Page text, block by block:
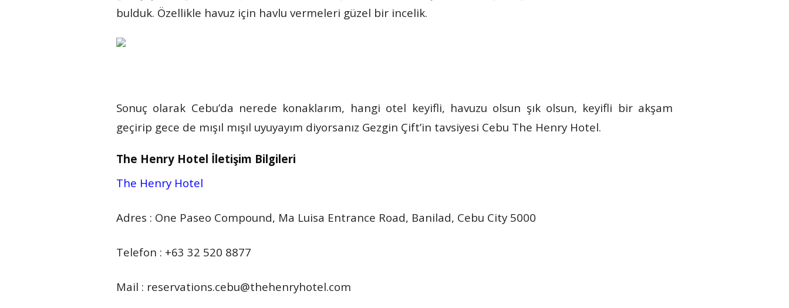
bulduk. Özellikle havuz için havlu vermeleri güzel bir incelik.
Sonuç olarak Cebu’da nerede konaklarım, hangi otel keyifli, havuzu olsun şık olsun, keyifli bir akşam
geçirip gece de mışıl mışıl uyuyayım diyorsanız Gezgin Çift’in tavsiyesi Cebu The Henry Hotel.
The Henry Hotel İletişim Bilgileri
The Henry Hotel
Adres : One Paseo Compound, Ma Luisa Entrance Road, Banilad, Cebu City 5000
Telefon : +63 32 520 8877
Mail : reservations.cebu@thehenryhotel.com